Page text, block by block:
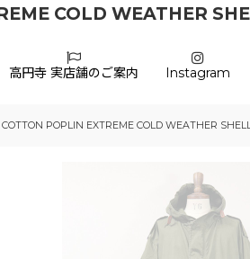
COLD WEATHER
高円寺 実店舗のご案内 Instagram
POPLIN EXTREME COLD WEATHER